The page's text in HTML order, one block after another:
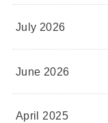
July 2026
June 2026
April 2025